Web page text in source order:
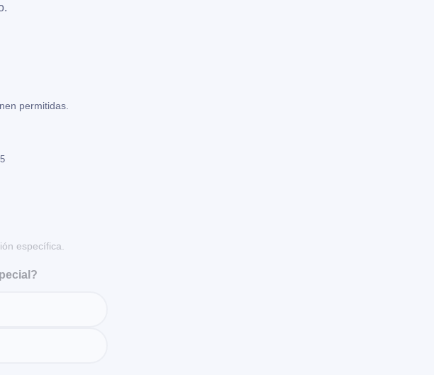
permitidas.
específica.